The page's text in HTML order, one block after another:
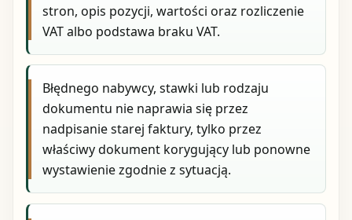
stron, opis pozycji, wartości oraz rozliczenie
VAT albo podstawa braku VAT.
Błędnego nabywcy, stawki lub rodzaju
dokumentu nie naprawia się przez
nadpisanie starej faktury, tylko przez
właściwy dokument korygujący lub ponowne
wystawienie zgodnie z sytuacją.